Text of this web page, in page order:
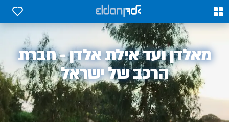
0
0
אלדן
מאלדן ועד אילת אלדן - חברת
הרכב של ישראל